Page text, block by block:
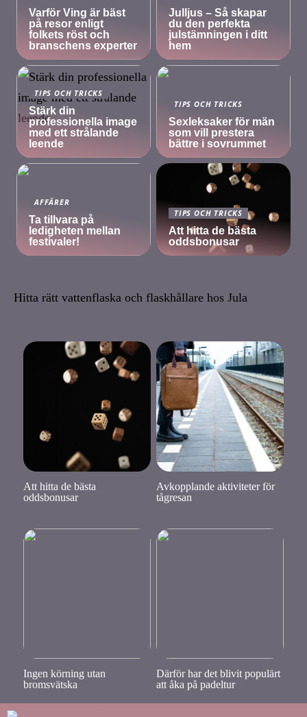
Varför Ving är bäst
på resor enligt
folkets röst och
branschens experter
Julljus – Så skapar
du den perfekta
julstämningen i ditt
hem
TIPS OCH TRICKS
Stärk din
professionella image
med ett strålande
leende
TIPS OCH TRICKS
Sexleksaker för män
som vill prestera
bättre i sovrummet
AFFÄRER
Ta tillvara på
ledigheten mellan
festivaler!
TIPS OCH TRICKS
Att hitta de bästa
oddsbonusar
Hitta rätt vattenflaska och flaskhållare hos Jula
Att hitta de bästa
oddsbonusar
Avkopplande aktiviteter för
tågresan
Ingen körning utan
bromsvätska
Därför har det blivit populärt
att åka på padeltur